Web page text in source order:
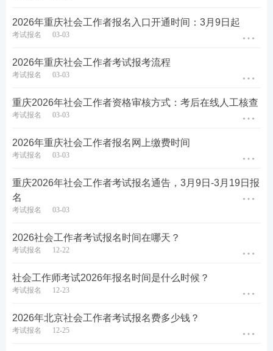
233网校『2026社工备考交流群』！ 入群福利多多：
● 考试资讯速递，考期、大纲等重要信息不错过；
● 1v1报考答疑免费享，报考条件、流程疑问全解决；
● 行业动态实时更新，规范、薪资、招聘热点全掌
握；
● 考友交流共进步，专业内容、学习误区齐探讨。
2026年重庆社会工作者报名入口开通时间：3月9日起
考试报名 03-03
2026年重庆社会工作者考试报考流程
考试报名 03-03
重庆2026年社会工作者资格审核方式：考后在线人工核查
考试报名 03-03
2026年重庆社会工作者报名网上缴费时间
考试报名 03-03
重庆2026年社会工作者考试报名通告，3月9日-3月19日报
名
考试报名 03-03
2026社会工作者考试报名时间在哪天？
考试报名 12-22
社会工作师考试2026年报名时间是什么时候？
考试报名 12-23
2026年北京社会工作者考试报名费多少钱？
考试报名 12-25